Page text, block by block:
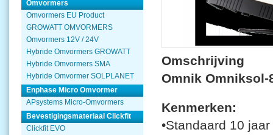
Omvormers
Omvormers EU Product
GROWATT OMVORMERS
Omvormers 12V / 24V
Hybride Omvormers GROWATT
Hybride Omvormers SMA
Hybride Omvormer SOLPLANET
Enphase Micro Omvormer
APsystems Micro-Omvormers
Bevestigingsmateriaal Clickfit
Clickfit EVO
Omschrijving
Omnik Omniksol-
Kenmerken:
•Standaard 10